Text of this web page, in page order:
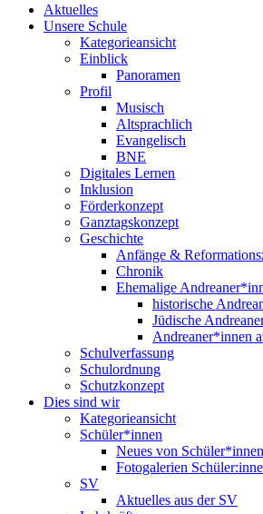
Aktuelles
Unsere Schule
Kategorieansicht
Einblick
Panoramen
Profil
Musisch
Altsprachlich
Evangelisch
BNE
Digitales Lernen
Inklusion
Förderkonzept
Ganztagskonzept
Geschichte
Anfänge &
Chronik
Ehemalige
historische
Jüdische
Andreaner*innen
Schulverfassung
Schulordnung
Schutzkonzept
Dies sind wir
Kategorieansicht
Schüler*innen
Neues von Schüler*innen
Fotogalerien
SV
Aktuelles aus der SV